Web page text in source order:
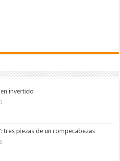
invertido
tres piezas de un rompecabezas